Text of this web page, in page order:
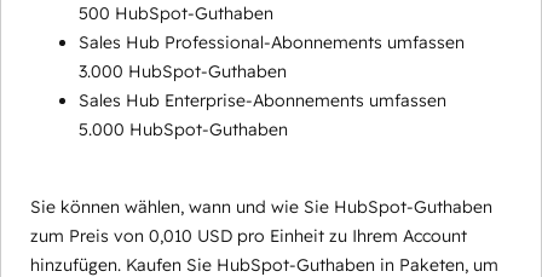
500 HubSpot-Guthaben
Sales Hub Professional-Abonnements umfassen
3.000 HubSpot-Guthaben
Sales Hub Enterprise-Abonnements umfassen
5.000 HubSpot-Guthaben
Sie können wählen, wann und wie Sie HubSpot-Guthaben
zum Preis von 0,010 USD pro Einheit zu Ihrem Account
hinzufügen. Kaufen Sie HubSpot-Guthaben in Paketen, um